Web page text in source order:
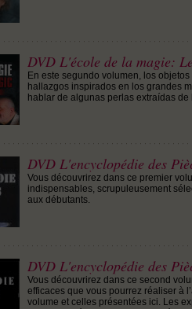
DVD L'école de la magie:
En este segundo volumen, los
hallazgos inspirados en los grandes
hablar de algunas perlas extraídas
DVD L'encyclopédie des
Vous découvrirez dans ce premier
indispensables, scrupuleusement
aux débutants.
DVD L'encyclopédie des
Vous découvrirez dans ce second
efficaces que vous pourrez réaliser à
volume et celles présentées ici. Les